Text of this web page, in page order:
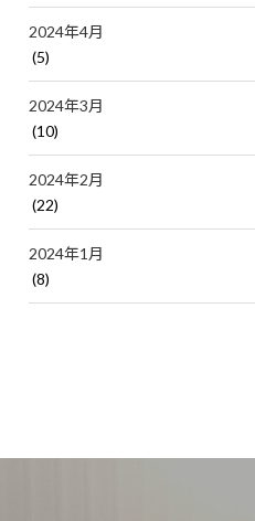
2024年4月
(5)
2024年3月
(10)
2024年2月
(22)
2024年1月
(8)